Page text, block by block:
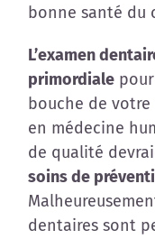
bonne santé du
L’examen
primordiale
bouche de votre
en médecine
de qualité
soins de
dentaires sont